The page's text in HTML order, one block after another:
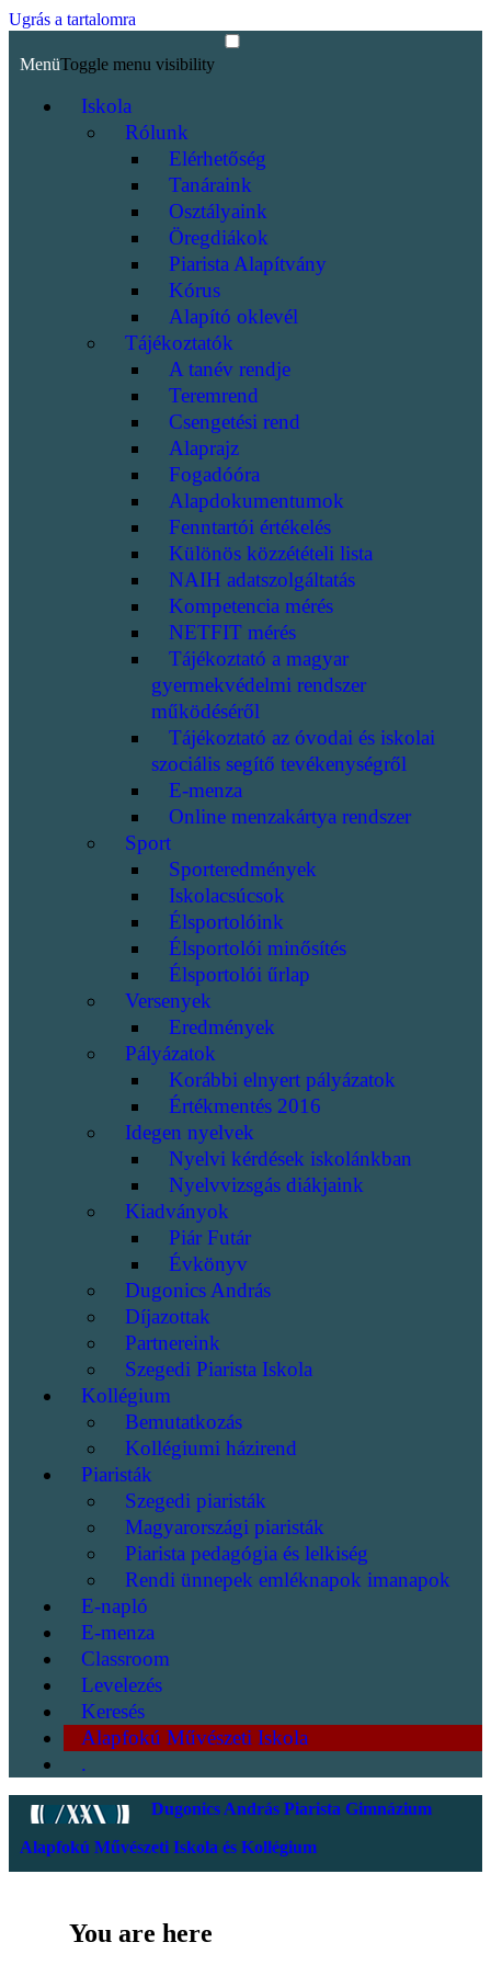
Ugrás a tartalomra
MenüToggle menu visibility
Iskola
Rólunk
Elérhetőség
Tanáraink
Osztályaink
Öregdiákok
Piarista Alapítvány
Kórus
Alapító oklevél
Tájékoztatók
A tanév rendje
Teremrend
Csengetési rend
Alaprajz
Fogadóóra
Alapdokumentumok
Fenntartói értékelés
Különös közzétételi lista
NAIH adatszolgáltatás
Kompetencia mérés
NETFIT mérés
Tájékoztató a magyar
gyermekvédelmi rendszer
működéséről
Tájékoztató az óvodai és iskolai
szociális segítő tevékenységről
E-menza
Online menzakártya rendszer
Sport
Sporteredmények
Iskolacsúcsok
Élsportolóink
Élsportolói minősítés
Élsportolói űrlap
Versenyek
Eredmények
Pályázatok
Korábbi elnyert pályázatok
Értékmentés 2016
Idegen nyelvek
Nyelvi kérdések iskolánkban
Nyelvvizsgás diákjaink
Kiadványok
Piár Futár
Évkönyv
Dugonics András
Díjazottak
Partnereink
Szegedi Piarista Iskola
Kollégium
Bemutatkozás
Kollégiumi házirend
Piaristák
Szegedi piaristák
Magyarországi piaristák
Piarista pedagógia és lelkiség
Rendi ünnepek emléknapok imanapok
E-napló
E-menza
Classroom
Levelezés
Keresés
Alapfokú Művészeti Iskola
.
Dugonics András Piarista Gimnázium
Alapfokú Művészeti Iskola és Kollégium
You are here